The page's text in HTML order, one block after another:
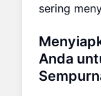
sering
Anda